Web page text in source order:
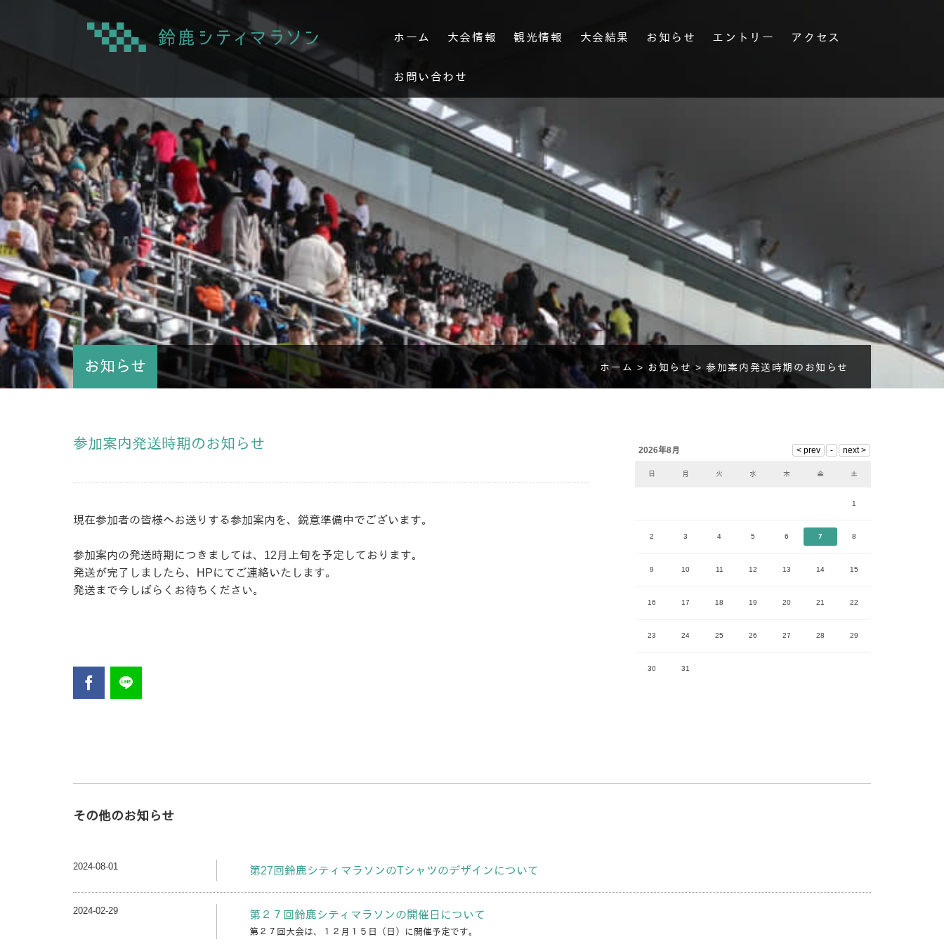
ホーム 大会情報 観光情報 大会結果 お知らせ エントリー アクセス
お問い合わせ
お知らせ ホーム > お知らせ >参加案内発送時期のお知らせ
参加案内発送時期のお知らせ
現在参加者の皆様へお送りする参加案内を、鋭意準備中でございます。
参加案内の発送時期につきましては、12月上旬を予定しております。
発送が完了しましたら、HPにてご連絡いたします。
発送まで今しばらくお待ちください。
2026年8月
日 月 火 水 木 金 土
1
2 3 4 5 6 7 8
9 10 11 12 13 14 15
16 17 18 19 20 21 22
23 24 25 26 27 28 29
30 31
その他のお知らせ
2024-08-01 第27回鈴鹿シティマラソンのTシャツのデザインについて
2024-02-29 第２７回鈴鹿シティマラソンの開催日について
第２７回大会は、１２月１５日（日）に開催予定です。